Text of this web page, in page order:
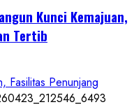
Kunci Kemajuan,
Tertib
Fasilitas Penunjang